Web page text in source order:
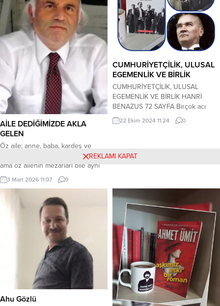
masasının deneyimli dedektifi
Whitman ve ortağı Mac Riley’in titiz
iz sürmesi sonucu ele geçen
deliller. Adli patalog ve tabiplerin
otopsi sonucu ulaştıkları yeni
bulgular. Tüm bu bulgular ve
deliller...
AİLE DEDİĞİMİZDE AKLA
GELEN
Öz aile; anne, baba, kardeş ve
çocuktur. Eşten ayrılıp kopabilirsiniz
ama öz ailenin mezarları bile aynı
yerdedir. * Evlilik, romantizm ve
sosyal bağ olarak gelişebilir. Yol
arkadaşlığı demek, maddi
imkanların varlığıyla yapılan her şey
kadar duygusal dünyanın bağı da
çok önemlidir. Duygusal bağlılık
yoksa eş, bir oda arkadaşlığı
3 Mart 2026 11:07 0
CUMHURİYETÇİLİK, ULUSAL
EGEMENLİK VE BİRLİK
CUMHURİYETÇİLİK, ULUSAL
EGEMENLİK VE BİRLİK HANRİ
BENAZUS 72 SAYFA Birçok acı
tecrübeyi yaşayan milletin, bundan
sonra egemenliğini bir kişiye
kimsenin iznine gerek görmeden
egemenlik öyle bir nurdur ki onun
karşısında zincirler...
22 Ekim 2024 11:24 0
Ahu Gözlü
REKLAMI KAPAT